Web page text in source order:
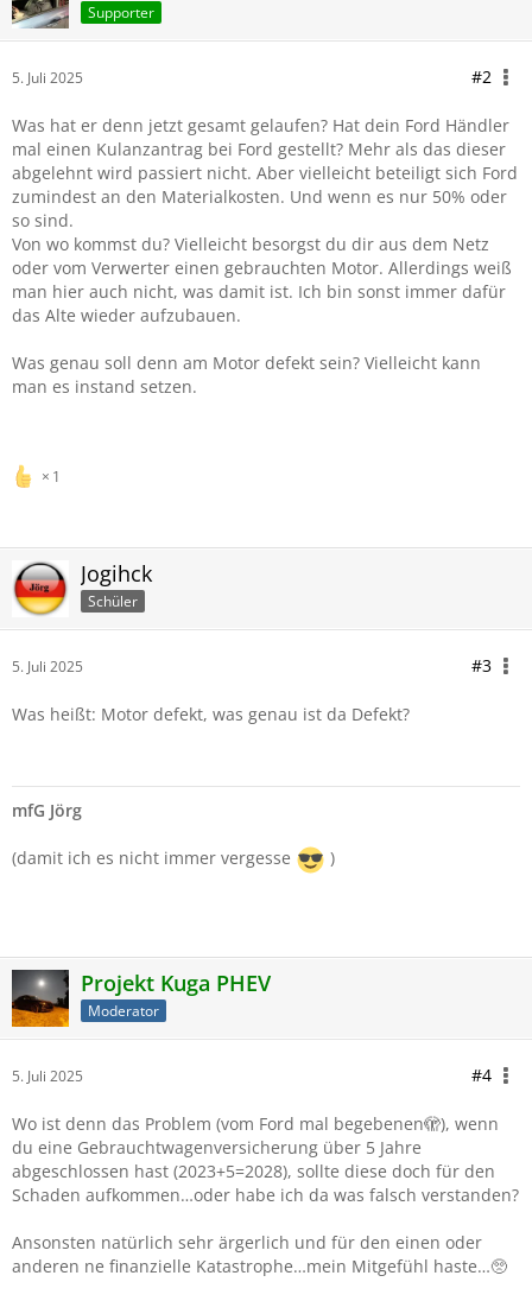
Supporter
5. Juli 2025 #2
Was hat er denn jetzt gesamt gelaufen? Hat dein Ford Händler
mal einen Kulanzantrag bei Ford gestellt? Mehr als das dieser
abgelehnt wird passiert nicht. Aber vielleicht beteiligt sich Ford
zumindest an den Materialkosten. Und wenn es nur 50% oder
so sind.
Von wo kommst du? Vielleicht besorgst du dir aus dem Netz
oder vom Verwerter einen gebrauchten Motor. Allerdings weiß
man hier auch nicht, was damit ist. Ich bin sonst immer dafür
das Alte wieder aufzubauen.
Was genau soll denn am Motor defekt sein? Vielleicht kann
man es instand setzen.
1
Jogihck
Schüler
5. Juli 2025 #3
Was heißt: Motor defekt, was genau ist da Defekt?
mfG Jörg
(damit ich es nicht immer vergesse )
Projekt Kuga PHEV
Moderator
5. Juli 2025 #4
Wo ist denn das Problem (vom Ford mal begebenen🫣), wenn
du eine Gebrauchtwagenversicherung über 5 Jahre
abgeschlossen hast (2023+5=2028), sollte diese doch für den
Schaden aufkommen…oder habe ich da was falsch verstanden?
Ansonsten natürlich sehr ärgerlich und für den einen oder
anderen ne finanzielle Katastrophe…mein Mitgefühl haste…🥺